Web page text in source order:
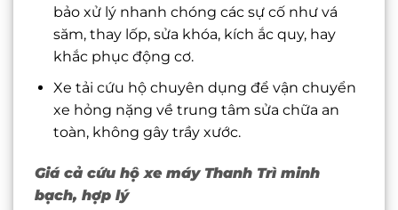
bảo xử lý nhanh chóng các sự cố như vá
săm, thay lốp, sửa khóa, kích ắc quy, hay
khắc phục động cơ.
Xe tải cứu hộ chuyên dụng để vận chuyển
xe hỏng nặng về trung tâm sửa chữa an
toàn, không gây trầy xước.
Giá cả cứu hộ xe máy Thanh Trì minh
bạch, hợp lý